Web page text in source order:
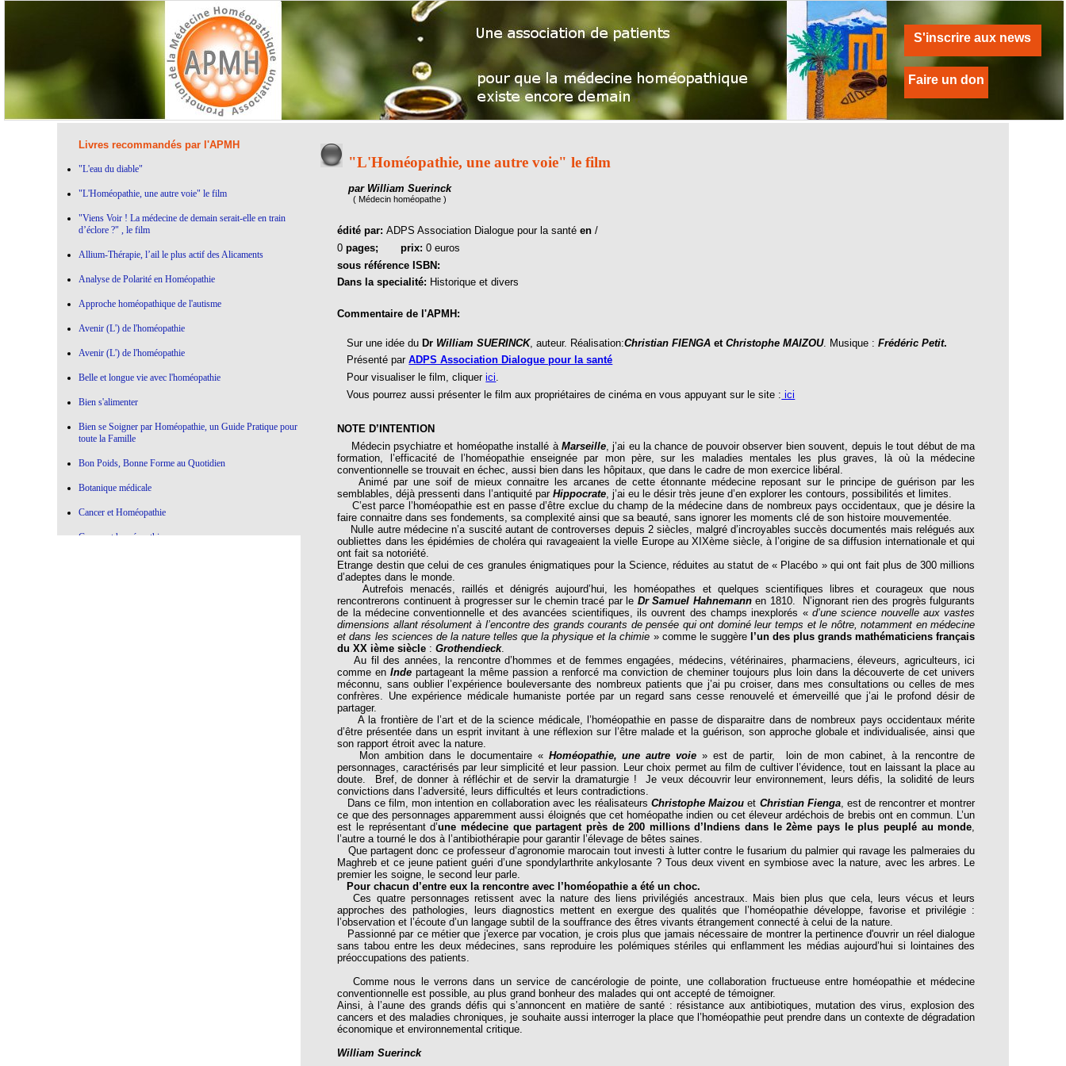
S'inscrire aux news
Faire un don
Livres recommandés par l'APMH
"L'eau du diable"
"L'Homéopathie, une autre voie" le film
"Viens Voir ! La médecine de demain serait-elle en train
d’éclore ?" , le film
Allium-Thérapie, l’ail le plus actif des Alicaments
Analyse de Polarité en Homéopathie
Approche homéopathique de l'autisme
Avenir (L') de l'homéopathie
Avenir (L') de l'homéopathie
Belle et longue vie avec l'homéopathie
Bien s'alimenter
Bien se Soigner par Homéopathie, un Guide Pratique pour
toute la Famille
Bon Poids, Bonne Forme au Quotidien
Botanique médicale
Cancer et Homéopathie
Cancer et homéopathie
"L'Homéopathie, une autre voie" le film
par William Suerinck
( Médecin homéopathe )
édité par:ADPS Association Dialogue pour la santé en/
0pages; prix:0 euros
sous référence ISBN:
Dans la specialité: Historique et divers
Commentaire de l'APMH:
Sur une idée duDr William SUERINCK, auteur. Réalisation:Christian FIENGA etChristophe MAIZOU. Musique :Frédéric Petit.
Présenté parADPS Association Dialogue pour la santé
Pour visualiser le film, cliquerici
Vous pourrez aussi présenter le film aux propriétaires de cinéma en vous appuyant sur le site : ici
NOTE D’INTENTION
Médecin psychiatre et homéopathe installé à Marseille, j’ai eu la chance de pouvoir observer bien souvent, depuis le tout début de ma
formation, l’efficacité de l’homéopathie enseignée par mon père, sur les maladies mentales les plus graves, là où la médecine
conventionnelle se trouvait en échec, aussi bien dans les hôpitaux, que dans le cadre de mon exercice libéral.
Animé par une soif de mieux connaitre les arcanes de cette étonnante médecine reposant sur le principe de guérison par les
semblables, déjà pressenti dans l’antiquité parHippocrate , j’ai eu le désir très jeune d’en explorer les contours, possibilités et limites.
C’est parce l’homéopathie est en passe d’être exclue du champ de la médecine dans de nombreux pays occidentaux, que je désire la
faire connaitre dans ses fondements, sa complexité ainsi que sa beauté, sans ignorer les moments clé de son histoire mouvementée.
Nulle autre médecine n’a suscité autant de controverses depuis 2 siècles, malgré d’incroyables succès documentés mais relégués aux
oubliettes dans les épidémies de choléra qui ravageaient la vielle Europe au XIXème siècle, à l’origine de sa diffusion internationale et qui
ont fait sa notoriété.
Etrange destin que celui de ces granules énigmatiques pour la Science, réduites au statut de « Placébo » qui ont fait plus de 300 millions
d’adeptes dans le monde.
Autrefois menacés, raillés et dénigrés aujourd’hui, les homéopathes et quelques scientifiques libres et courageux que nous
rencontrerons continuent à progresser sur le chemin tracé par le Dr Samuel Hahnemannen 1810. N’ignorant rien des progrès fulgurants
de la médecine conventionnelle et des avancées scientifiques, ils ouvrent des champs inexplorés « d’une science nouvelle aux vastes
dimensions allant résolument à l’encontre des grands courants de pensée qui ont dominé leur temps et le nôtre, notamment en médecine
et dans les sciences de la nature telles que la physique et la chimie » comme le suggère l’un des plus grands mathématiciens français
du XX ième siècle :Grothendieck.
Au fil des années, la rencontre d’hommes et de femmes engagées, médecins, vétérinaires, pharmaciens, éleveurs, agriculteurs, ici
comme enInde partageant la même passion a renforcé ma conviction de cheminer toujours plus loin dans la découverte de cet univers
méconnu, sans oublier l’expérience bouleversante des nombreux patients que j’ai pu croiser, dans mes consultations ou celles de mes
confrères. Une expérience médicale humaniste portée par un regard sans cesse renouvelé et émerveillé que j’ai le profond désir de
partager.
A la frontière de l’art et de la science médicale, l’homéopathie en passe de disparaitre dans de nombreux pays occidentaux mérite
d’être présentée dans un esprit invitant à une réflexion sur l’être malade et la guérison, son approche globale et individualisée, ainsi que
son rapport étroit avec la nature.
Mon ambition dans le documentaire « Homéopathie, une autre voie » est de partir, loin de mon cabinet, à la rencontre de
personnages, caractérisés par leur simplicité et leur passion. Leur choix permet au film de cultiver l’évidence, tout en laissant la place au
doute. Bref, de donner à réfléchir et de servir la dramaturgie ! Je veux découvrir leur environnement, leurs défis, la solidité de leurs
convictions dans l’adversité, leurs difficultés et leurs contradictions.
Dans ce film, mon intention en collaboration avec les réalisateursChristophe Maizou et Christian Fienga, est de rencontrer et montrer
ce que des personnages apparemment aussi éloignés que cet homéopathe indien ou cet éleveur ardéchois de brebis ont en commun. L’un
est le représentant d’une médecine que partagent près de 200 millions d’Indiens dans le 2ème pays le plus peuplé au monde
l’autre a tourné le dos à l’antibiothérapie pour garantir l’élevage de bêtes saines.
Que partagent donc ce professeur d’agronomie marocain tout investi à lutter contre le fusarium du palmier qui ravage les palmeraies du
Maghreb et ce jeune patient guéri d’une spondylarthrite ankylosante ? Tous deux vivent en symbiose avec la nature, avec les arbres. Le
premier les soigne, le second leur parle.
Pour chacun d’entre eux la rencontre avec l’homéopathie a été un choc.
Ces quatre personnages retissent avec la nature des liens privilégiés ancestraux. Mais bien plus que cela, leurs vécus et leurs
approches des pathologies, leurs diagnostics mettent en exergue des qualités que l’homéopathie développe, favorise et privilégie :
l’observation et l’écoute d’un langage subtil de la souffrance des êtres vivants étrangement connecté à celui de la nature.
Passionné par ce métier que j'exerce par vocation, je crois plus que jamais nécessaire de montrer la pertinence d'ouvrir un réel dialogue
sans tabou entre les deux médecines, sans reproduire les polémiques stériles qui enflamment les médias aujourd’hui si lointaines des
préoccupations des patients.
Comme nous le verrons dans un service de cancérologie de pointe, une collaboration fructueuse entre homéopathie et médecine
conventionnelle est possible, au plus grand bonheur des malades qui ont accepté de témoigner.
Ainsi, à l’aune des grands défis qui s’annoncent en matière de santé : résistance aux antibiotiques, mutation des virus, explosion des
cancers et des maladies chroniques, je souhaite aussi interroger la place que l’homéopathie peut prendre dans un contexte de dégradation
économique et environnemental critique.
William Suerinck